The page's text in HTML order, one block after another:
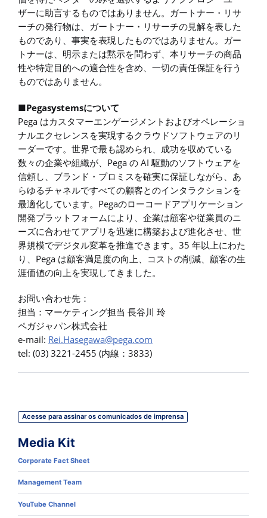
ザーに助言するものではありません。ガートナー・リサ
ーチの発行物は、ガートナー・リサーチの見解を表した
ものであり、事実を表現したものではありません。ガー
トナーは、明示または黙示を問わず、本リサーチの商品
性や特定目的への適合性を含め、一切の責任保証を行う
ものではありません。
■Pegasystemsについて
Pega はカスタマーエンゲージメントおよびオペレーショ
ナルエクセレンスを実現するクラウドソフトウェアのリ
ーダーです。世界で最も認められ、成功を収めている
数々の企業や組織が、Pega の AI 駆動のソフトウェアを
信頼し、ブランド・プロミスを確実に保証しながら、あ
らゆるチャネルですべての顧客とのインタラクションを
最適化しています。Pegaのローコードアプリケーション
開発プラットフォームにより、企業は顧客や従業員のニ
ーズに合わせてアプリを迅速に構築および進化させ、世
界規模でデジタル変革を推進できます。35 年以上にわた
り、Pega は顧客満足度の向上、コストの削減、顧客の生
涯価値の向上を実現してきました。
お問い合わせ先：
担当：マーケティング担当 長谷川 玲
ペガジャパン株式会社
e-mail: Rei.Hasegawa@pega.com
tel: (03) 3221-2455 (内線：3833)
Acesse para assinar os comunicados de imprensa
Media Kit
Corporate Fact Sheet
Management Team
YouTube Channel